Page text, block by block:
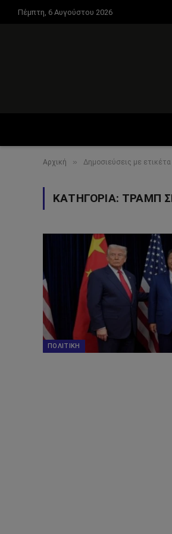
Πέμπτη, 6 Αυγούστου 2026
Αρχική » Δημοσιεύσεις με ετικέτα
ΚΑΤΗΓΟΡΊΑ: ΤΡΑΜΠ
ΠΟΛΙΤΙΚΉ